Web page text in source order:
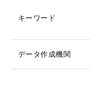
キーワード
データ作成機関